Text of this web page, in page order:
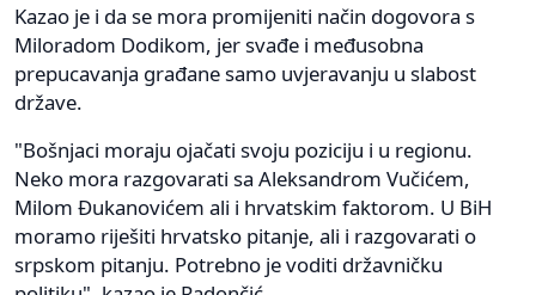
Kazao je i da se mora promijeniti način dogovora s
Miloradom Dodikom, jer svađe i međusobna
prepucavanja građane samo uvjeravanju u slabost
države.
"Bošnjaci moraju ojačati svoju poziciju i u regionu.
Neko mora razgovarati sa Aleksandrom Vučićem,
Milom Đukanovićem ali i hrvatskim faktorom. U BiH
moramo riješiti hrvatsko pitanje, ali i razgovarati o
srpskom pitanju. Potrebno je voditi državničku